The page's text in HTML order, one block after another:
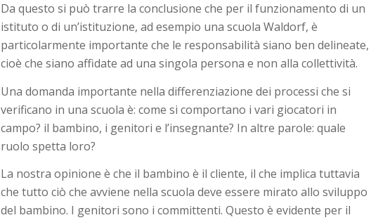
Da questo si può trarre la conclusione che per il funzionamento di un
istituto o di un’istituzione, ad esempio una scuola Waldorf, è
particolarmente importante che le responsabilità siano ben delineate,
cioè che siano affidate ad una singola persona e non alla collettività.
Una domanda importante nella differenziazione dei processi che si
verificano in una scuola è: come si comportano i vari giocatori in
campo? il bambino, i genitori e l’insegnante? In altre parole: quale
ruolo spetta loro?
La nostra opinione è che il bambino è il cliente, il che implica tuttavia
che tutto ciò che avviene nella scuola deve essere mirato allo sviluppo
del bambino. I genitori sono i committenti. Questo è evidente per il